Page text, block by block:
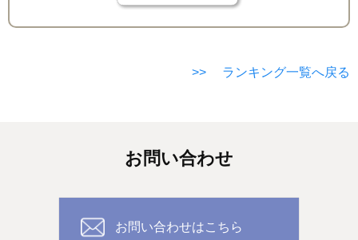
>> ランキング一覧へ戻る
お問い合わせ
お問い合わせはこちら